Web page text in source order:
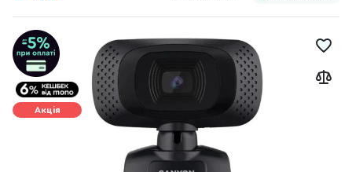
Акція